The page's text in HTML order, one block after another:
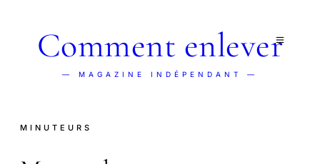
Comment enlever
— MAGAZINE INDÉPENDANT —
MINUTEURS